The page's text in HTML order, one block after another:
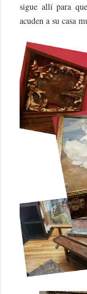
sigue allí para
acuden a su casa